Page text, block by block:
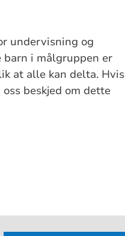
undervisning og
i målgruppen er
at alle kan delta. Hvis
beskjed om dette